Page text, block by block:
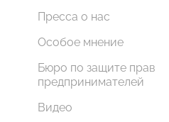
Пресса о нас
Особое мнение
Бюро по защите прав
предпринимателей
Видео